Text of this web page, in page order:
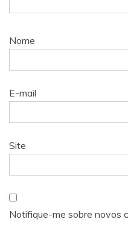
Nome
E-mail
Site
Notifique-me sobre novos